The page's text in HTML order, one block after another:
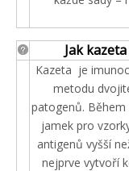
Jak
Kazeta je
metodu
patogenů.
jamek pro
antigenů vyšší
nejprve vytvoří